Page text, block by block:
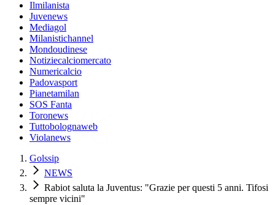
Ilmilanista
Juvenews
Mediagol
Milanistichannel
Mondoudinese
Notiziecalciomercato
Numericalcio
Padovasport
Pianetamilan
SOS Fanta
Toronews
Tuttobolognaweb
Violanews
Golssip
NEWS
Rabiot saluta la Juventus: "Grazie per questi 5 anni. Tifosi
sempre vicini"